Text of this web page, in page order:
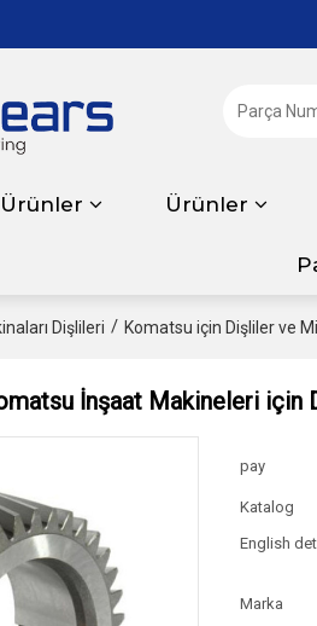
Ürünler Ürünler
Dişlileri / Komatsu için Dişliler ve
İnşaat Makineleri için
pay
Katalog
English
Marka